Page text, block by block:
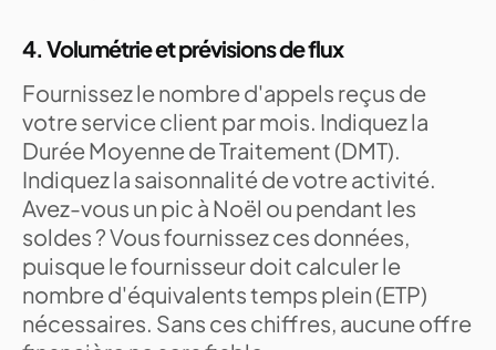
4. Volumétrie et prévisions de flux
Fournissez le nombre d'appels reçus de
votre service client par mois. Indiquez la
Durée Moyenne de Traitement (DMT).
Indiquez la saisonnalité de votre activité.
Avez-vous un pic à Noël ou pendant les
soldes ? Vous fournissez ces données,
puisque le fournisseur doit calculer le
nombre d'équivalents temps plein (ETP)
nécessaires. Sans ces chiffres, aucune offre